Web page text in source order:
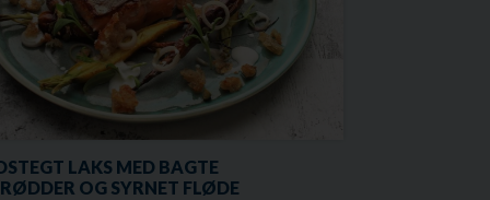
LAKS MED BAGTE
OG SYRNET FLØDE